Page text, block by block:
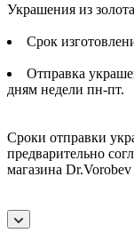
Украшения из
Срок
Отправка
дням недели пн-пт.
Сроки отправки
предварительно
магазина Dr.Vorobev